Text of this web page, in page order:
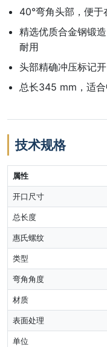
40°弯角头部，便
精选优质合金钢锻
耐用
头部精确冲压标记
总长345 mm，适
技术规格
属性
开口尺寸
总长度
惠氏螺纹
类型
弯角角度
材质
表面处理
单位